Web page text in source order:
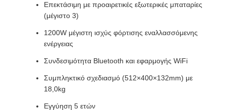
Επεκτάσιμη με προαιρετικές εξωτερικές μπαταρίες
(μέγιστο 3)
1200W μέγιστη ισχύς φόρτισης εναλλασσόμενης
ενέργειας
Συνδεσιμότητα Bluetooth και εφαρμογής WiFi
Συμπληκτικό σχεδιασμό (512×400×132mm) με
18,0kg
Εγγύηση 5 ετών